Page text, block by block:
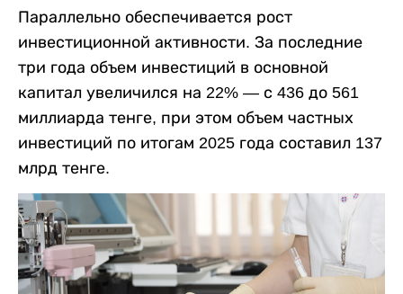
Параллельно обеспечивается рост
инвестиционной активности. За последние
три года объем инвестиций в основной
капитал увеличился на 22% — с 436 до 561
миллиарда тенге, при этом объем частных
инвестиций по итогам 2025 года составил 137
млрд тенге.